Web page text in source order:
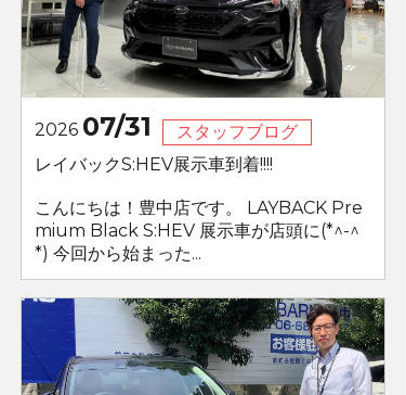
2026 07/31
スタッフブログ
レイバックS:HEV展示車到着!!!!
こんにちは！豊中店です。 LAYBACK Pre
mium Black S:HEV 展示車が店頭に(*^-^
*) 今回から始まった...